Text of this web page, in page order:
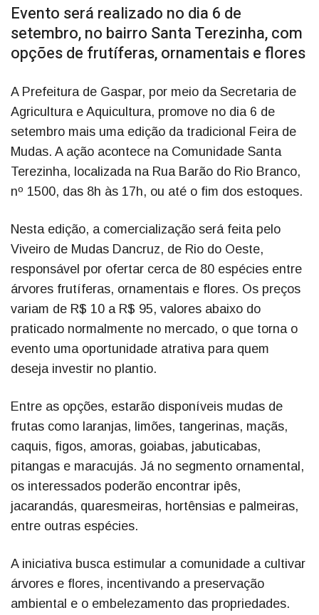
Evento será realizado no dia 6 de
setembro, no bairro Santa Terezinha, com
opções de frutíferas, ornamentais e flores
A Prefeitura de Gaspar, por meio da Secretaria de
Agricultura e Aquicultura, promove no dia 6 de
setembro mais uma edição da tradicional Feira de
Mudas. A ação acontece na Comunidade Santa
Terezinha, localizada na Rua Barão do Rio Branco,
nº 1500, das 8h às 17h, ou até o fim dos estoques.
Nesta edição, a comercialização será feita pelo
Viveiro de Mudas Dancruz, de Rio do Oeste,
responsável por ofertar cerca de 80 espécies entre
árvores frutíferas, ornamentais e flores. Os preços
variam de R$ 10 a R$ 95, valores abaixo do
praticado normalmente no mercado, o que torna o
evento uma oportunidade atrativa para quem
deseja investir no plantio.
Entre as opções, estarão disponíveis mudas de
frutas como laranjas, limões, tangerinas, maçãs,
caquis, figos, amoras, goiabas, jabuticabas,
pitangas e maracujás. Já no segmento ornamental,
os interessados poderão encontrar ipês,
jacarandás, quaresmeiras, hortênsias e palmeiras,
entre outras espécies.
A iniciativa busca estimular a comunidade a cultivar
árvores e flores, incentivando a preservação
ambiental e o embelezamento das propriedades.